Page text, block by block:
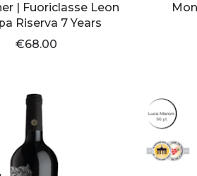
| Fuoriclasse Leon
Riserva 7 Years
€68.00